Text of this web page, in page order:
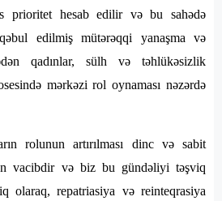
prioritet hesab edilir və bu sahədə
edilmiş mütərəqqi yanaşma və
qadınlar, sülh və təhlükəsizlik
mərkəzi rol oynaması nəzərdə
rolunun artırılması dinc və sabit
vacibdir və biz bu gündəliyi təşviq
olaraq, repatriasiya və reinteqrasiya